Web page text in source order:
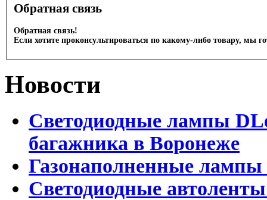
Обратная связь
Обратная связь!
Если хотите проконсультироваться по какому-либо товару, мы
Новости
Светодиодные лампы
багажника в Воронеже
Газонаполненные
Светодиодные